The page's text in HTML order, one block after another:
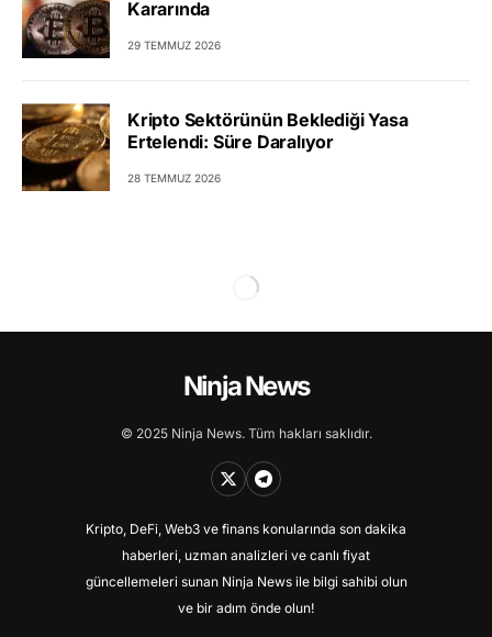
Kararında
29 TEMMUZ 2026
Kripto Sektörünün Beklediği Yasa
Ertelendi: Süre Daralıyor
28 TEMMUZ 2026
Ninja News
© 2025 Ninja News. Tüm hakları saklıdır.
Kripto, DeFi, Web3 ve finans konularında son dakika
haberleri, uzman analizleri ve canlı fiyat
güncellemeleri sunan Ninja News ile bilgi sahibi olun
ve bir adım önde olun!